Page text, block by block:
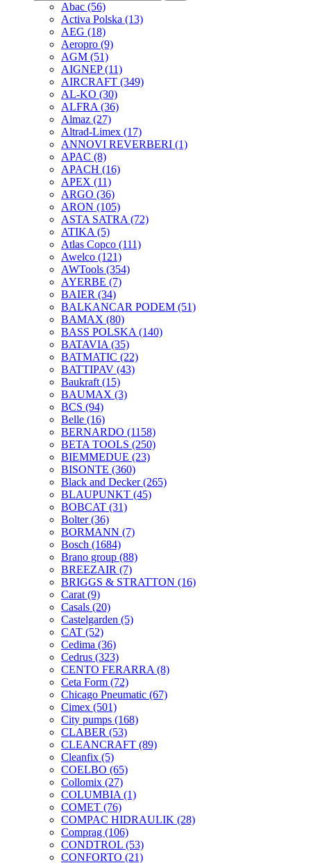
Abac (56)
Activa Polska (13)
AEG (18)
Aeropro (9)
AGM (51)
AIGNEP(11)
AIRCRAFT (349)
AL-KO (30)
ALFRA (36)
Almaz (27)
Altrad-Limex (17)
ANNOVI REVERBERI (1)
APAC (8)
APACH (16)
APEX (11)
ARGO (36)
ARON (105)
ASTA SATRA (72)
ATIKA (5)
Atlas Copco (111)
Awelco (121)
AWTools (354)
AYERBE (7)
BAIER (34)
BALKANCAR PODEM (51)
BAMAX (80)
BASS POLSKA (140)
BATAVIA (35)
BATMATIC (22)
BATTIPAV (43)
Baukraft (15)
BAUMAX (3)
BCS (94)
Belle (16)
BERNARDO (1158)
BETA TOOLS (250)
BIEMMEDUE (23)
BISONTE (360)
Black and Decker(265)
BLAUPUNKT (45)
BOBCAT (31)
Bolter(36)
BORMANN (7)
Bosch (1684)
Brano group (88)
BREEZAIR (7)
BRIGGS & STRATTON (16)
Carat (9)
Casals (20)
Castelgarden (5)
CAT (52)
Cedima (36)
Cedrus (323)
CENTO FERARRA (8)
Ceta Form (72)
Chicago Pneumatic (67)
Cimex (501)
City pumps (168)
CLABER (53)
CLEANCRAFT (89)
Cleanfix (5)
COELBO (65)
Collomix (27)
COLUMBIA (1)
COMET (76)
COMPAC HIDRAULIK (28)
Comprag (106)
CONDTROL (53)
CONFORTO (21)